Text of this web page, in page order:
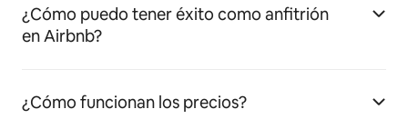
¿Cómo puedo tener éxito como anfitrión
en Airbnb?
¿Cómo funcionan los precios?